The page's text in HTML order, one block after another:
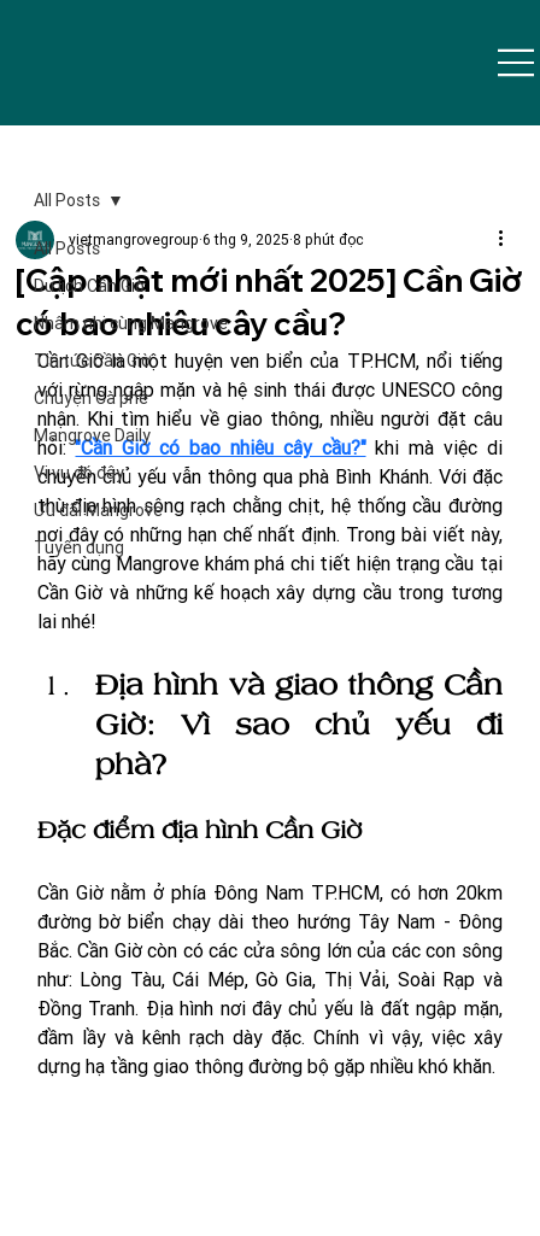
All Posts
Du lịch Cần Giờ
Nhâm nhi cùng Mangrove
Tin tức Cần Giờ
Chuyện Cà phê
Mangrove Daily
Vi vu đó đây
Ưu đãi Mangrove
Tuyển dụng
All Posts
[Cập nhật mới nhất 2025] Cần Giờ
có bao nhiêu cây cầu?
vietmangrovegroup 6 thg 9, 2025 8 phút đọc
Cần Giờ là một huyện ven biển của TP.HCM, nổi tiếng
với rừng ngập mặn và hệ sinh thái được UNESCO công
nhận. Khi tìm hiểu về giao thông, nhiều người đặt câu
hỏi: "Cần Giờ có bao nhiêu cây cầu?" khi mà việc di
chuyển chủ yếu vẫn thông qua phà Bình Khánh. Với đặc
thù địa hình sông rạch chằng chịt, hệ thống cầu đường
nơi đây có những hạn chế nhất định. Trong bài viết này,
hãy cùng Mangrove khám phá chi tiết hiện trạng cầu tại
Cần Giờ và những kế hoạch xây dựng cầu trong tương
lai nhé!
Địa hình và giao thông Cần
Giờ: Vì sao chủ yếu đi
phà?
Đặc điểm địa hình Cần Giờ
Cần Giờ nằm ở phía Đông Nam TP.HCM, có hơn 20km
đường bờ biển chạy dài theo hướng Tây Nam - Đông
Bắc. Cần Giờ còn có các cửa sông lớn của các con sông
như: Lòng Tàu, Cái Mép, Gò Gia, Thị Vải, Soài Rạp và
Đồng Tranh. Địa hình nơi đây chủ yếu là đất ngập mặn,
đầm lầy và kênh rạch dày đặc. Chính vì vậy, việc xây
dựng hạ tầng giao thông đường bộ gặp nhiều khó khăn.